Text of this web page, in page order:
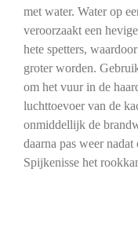
met water. Water op
veroorzaakt een
hete spetters,
groter worden.
om het vuur in de
luchttoevoer van de
onmiddellijk de
daarna pas weer
Spijkenisse het